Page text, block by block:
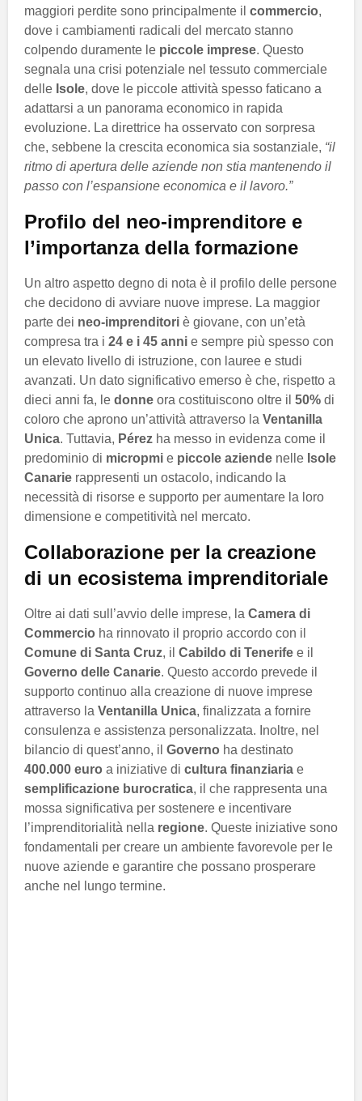
maggiori perdite sono principalmente il commercio,
dove i cambiamenti radicali del mercato stanno
colpendo duramente le piccole imprese. Questo
segnala una crisi potenziale nel tessuto commerciale
delle Isole, dove le piccole attività spesso faticano a
adattarsi a un panorama economico in rapida
evoluzione. La direttrice ha osservato con sorpresa
che, sebbene la crescita economica sia sostanziale, “il
ritmo di apertura delle aziende non stia mantenendo il
passo con l’espansione economica e il lavoro.”
Profilo del neo-imprenditore e
l’importanza della formazione
Un altro aspetto degno di nota è il profilo delle persone
che decidono di avviare nuove imprese. La maggior
parte dei neo-imprenditori è giovane, con un’età
compresa tra i 24 e i 45 anni e sempre più spesso con
un elevato livello di istruzione, con lauree e studi
avanzati. Un dato significativo emerso è che, rispetto a
dieci anni fa, le donne ora costituiscono oltre il 50% di
coloro che aprono un’attività attraverso la Ventanilla
Unica. Tuttavia, Pérez ha messo in evidenza come il
predominio di micropmi e piccole aziende nelle Isole
Canarie rappresenti un ostacolo, indicando la
necessità di risorse e supporto per aumentare la loro
dimensione e competitività nel mercato.
Collaborazione per la creazione
di un ecosistema imprenditoriale
Oltre ai dati sull’avvio delle imprese, la Camera di
Commercio ha rinnovato il proprio accordo con il
Comune di Santa Cruz, il Cabildo di Tenerife e il
Governo delle Canarie. Questo accordo prevede il
supporto continuo alla creazione di nuove imprese
attraverso la Ventanilla Unica, finalizzata a fornire
consulenza e assistenza personalizzata. Inoltre, nel
bilancio di quest’anno, il Governo ha destinato
400.000 euro a iniziative di cultura finanziaria e
semplificazione burocratica, il che rappresenta una
mossa significativa per sostenere e incentivare
l’imprenditorialità nella regione. Queste iniziative sono
fondamentali per creare un ambiente favorevole per le
nuove aziende e garantire che possano prosperare
anche nel lungo termine.